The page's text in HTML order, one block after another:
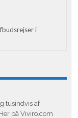
i
tusindvis af
på Viviro.com